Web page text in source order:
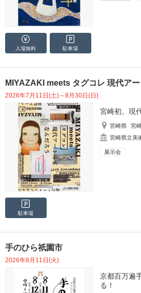
入場無料 駐車場
MIYAZAKI meets タグコレ 現代ア
2026年7月11日(土)～8月30日(日)
宮崎初。現
宮崎県
宮
宮崎県立美
展示会
駐車場
手のひら祇園市
2026年8月11日(火)
京都百万遍
る！